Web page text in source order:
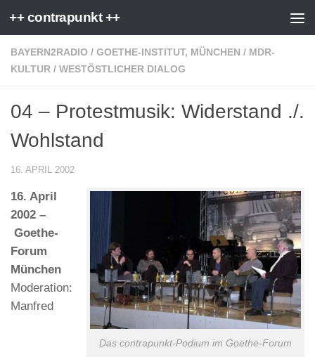
Zum Inhalt springen
++ contrapunkt ++
BAYERN2RADIO / GOETHE-INSTITUT, MÜNCHEN / MDR-
KULTUR / WESTÖSTLICHER DIALOG
04 – Protestmusik: Widerstand ./.
Wohlstand
16. APRIL 2002
Das contrapunkt-Podium im Goethe-Forum
16. April
2002 –
Goethe-
Forum
München
Moderation:
Manfred